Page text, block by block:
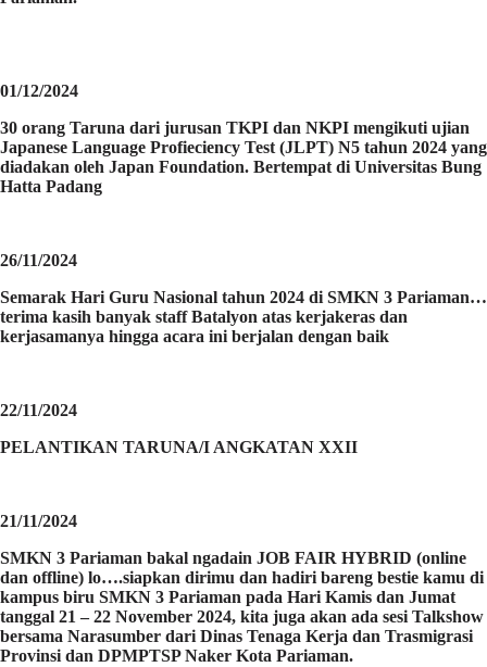
01/12/2024
30 orang Taruna dari jurusan TKPI dan NKPI mengikuti ujian
Japanese Language Profieciency Test (JLPT) N5 tahun 2024 yang
diadakan oleh Japan Foundation. Bertempat di Universitas Bung
Hatta Padang
26/11/2024
Semarak Hari Guru Nasional tahun 2024 di SMKN 3 Pariaman…
terima kasih banyak staff Batalyon atas kerjakeras dan
kerjasamanya hingga acara ini berjalan dengan baik
22/11/2024
PELANTIKAN TARUNA/I ANGKATAN XXII
21/11/2024
SMKN 3 Pariaman bakal ngadain JOB FAIR HYBRID (online
dan offline) lo….siapkan dirimu dan hadiri bareng bestie kamu di
kampus biru SMKN 3 Pariaman pada Hari Kamis dan Jumat
tanggal 21 – 22 November 2024, kita juga akan ada sesi Talkshow
bersama Narasumber dari Dinas Tenaga Kerja dan Trasmigrasi
Provinsi dan DPMPTSP Naker Kota Pariaman.